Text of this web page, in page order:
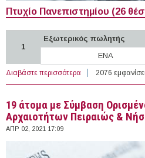
Πτυχίο Πανεπιστημίου (26
1
Εξωτερικός πωλητής
ΕΝΑ
Διαβάστε περισσότερα για 286 θέσεις
Ελλάδα (05-04-
2076
19 άτομα με Σύμβαση
Αρχαιοτήτων Πειραιώς &
ΑΠΡ 02, 2021 17:09